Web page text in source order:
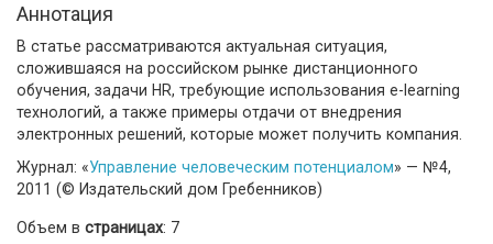
Аннотация
В статье рассматриваются актуальная ситуация,
сложившаяся на российском рынке дистанционного
обучения, задачи HR, требующие использования e-learning
технологий, а также примеры отдачи от внедрения
электронных решений, которые может получить компания.
Журнал: «Управление человеческим потенциалом» — №4,
2011 (© Издательский дом Гребенников)
Объем в страницах: 7